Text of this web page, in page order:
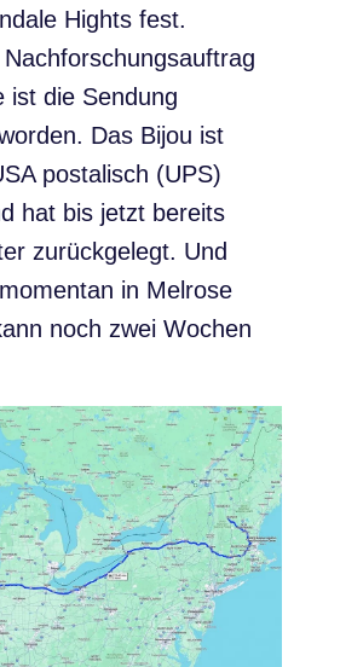
Hights fest.
ist die Sendung
Das Bijou ist
postalisch (UPS)
hat bis jetzt bereits
zurückgelegt. Und
in Melrose
noch zwei Wochen